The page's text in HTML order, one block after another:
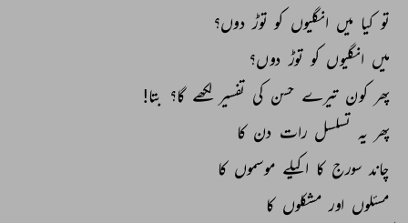
تو کیا میں انگلیوں کو توڑ دوں؟
میں انگلیوں کو توڑ دوں؟
پھر کون تیرے حسن کی تفسیر لکھے گا؟ بتا!
پھر یہ تسلسل رات دن کا
چاند سورج کا اکیلے موسموں کا
مسئلوں اور مشکلوں کا